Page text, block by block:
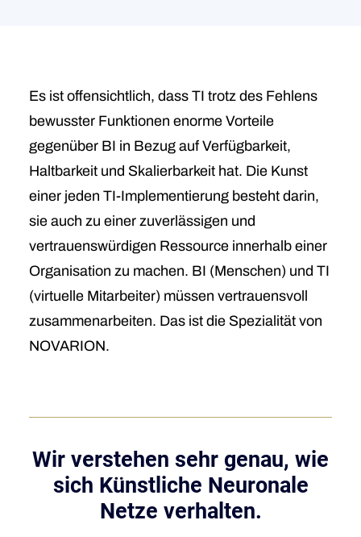
Es ist offensichtlich, dass TI trotz des Fehlens
bewusster Funktionen enorme Vorteile
gegenüber BI in Bezug auf Verfügbarkeit,
Haltbarkeit und Skalierbarkeit hat. Die Kunst
einer jeden TI-Implementierung besteht darin,
sie auch zu einer zuverlässigen und
vertrauenswürdigen Ressource innerhalb einer
Organisation zu machen. BI (Menschen) und TI
(virtuelle Mitarbeiter) müssen vertrauensvoll
zusammenarbeiten. Das ist die Spezialität von
NOVARION.
Wir verstehen sehr genau, wie
sich Künstliche Neuronale
Netze verhalten.